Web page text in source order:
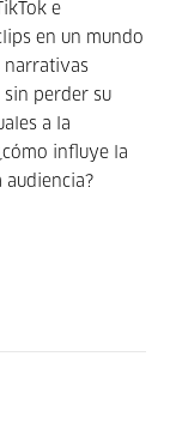
e
en un mundo
narrativas
sin perder su
a la
influye la
audiencia?